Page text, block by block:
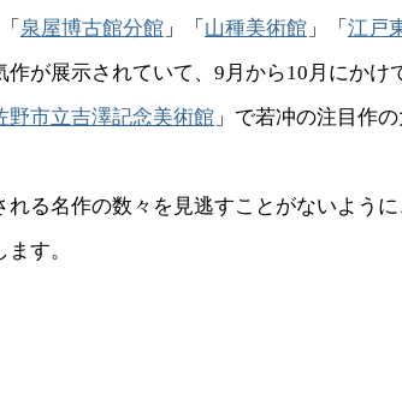
泉屋博古館分館 」「 山種美術館 」「 江戸
作が展示されていて、9月から10月にかけ
野市立吉澤記念美術館 」で若冲の注目作
る名作の数々を見逃すことがないよう
す。